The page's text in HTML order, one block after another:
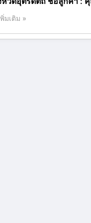
มเติม »